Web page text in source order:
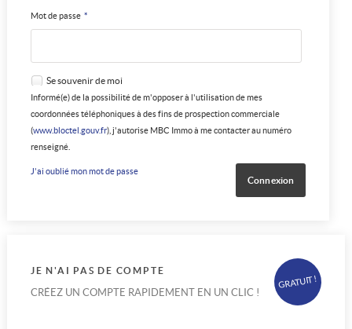
Mot de passe *
Se souvenir de moi
Informé(e) de la possibilité de m'opposer à l'utilisation de mes
coordonnées téléphoniques à des fins de prospection commerciale
(www.bloctel.gouv.fr), j'autorise MBC Immo à me contacter au numéro
renseigné.
J'ai oublié mon mot de passe
GRATUIT !
JE N'AI PAS DE COMPTE
CRÉEZ UN COMPTE RAPIDEMENT EN UN CLIC !